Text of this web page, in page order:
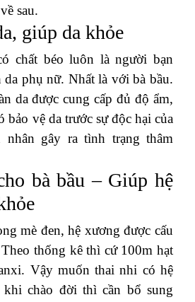
sau.
giúp da khỏe
chất béo luôn là người bạn
phụ nữ. Nhất là với bà bầu.
da được cung cấp đủ độ ẩm,
bảo vệ da trước sự độc hại của
gây ra tình trạng thâm
bà bầu – Giúp hệ
mè đen, hệ xương được cấu
thống kê thì cứ 100m hạt
Vậy muốn thai nhi có hệ
khi chào đời thì cần bổ sung